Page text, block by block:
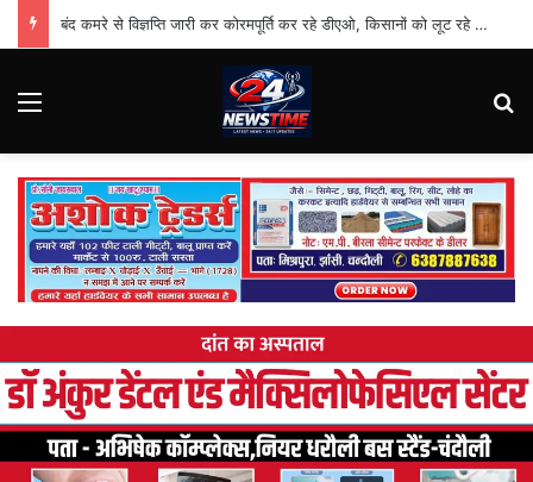
बंद कमरे से विज्ञप्ति जारी कर कोरमपूर्ति कर रहे डीएओ, किसानों को लूट रहे निजी दुकानदार
Menu